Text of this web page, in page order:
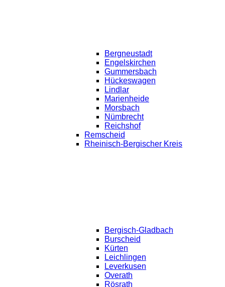
Bergneustadt
Engelskirchen
Gummersbach
Hückeswagen
Lindlar
Marienheide
Morsbach
Nümbrecht
Reichshof
Remscheid
Rheinisch-Bergischer Kreis
Bergisch-Gladbach
Burscheid
Kürten
Leichlingen
Leverkusen
Overath
Rösrath